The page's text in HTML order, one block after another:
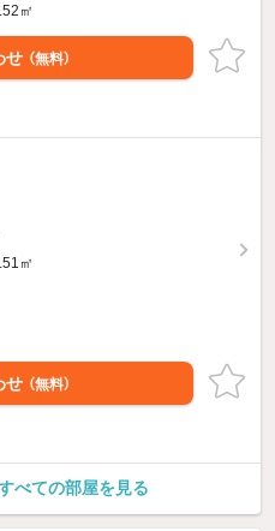
㎡
せ （無料）
㎡
せ （無料）
べての部屋を見る